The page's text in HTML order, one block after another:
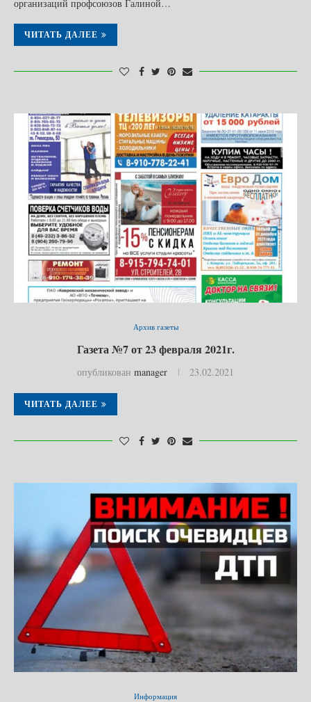
организаций профсоюзов Галиной…
ЧИТАТЬ ДАЛЕЕ
Архив газеты
Газета №7 от 23 февраля 2021г.
опубликован manager 23.02.2021
ЧИТАТЬ ДАЛЕЕ
Информация